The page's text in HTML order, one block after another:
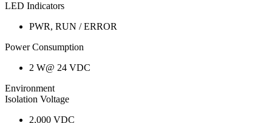
LED Indicators
PWR, RUN / ERROR
Power Consumption
2 W@ 24 VDC
Environment
Isolation Voltage
2,000 VDC